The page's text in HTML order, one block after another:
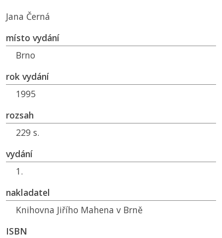
Jana Černá
místo vydání
Brno
rok vydání
1995
rozsah
229 s.
vydání
1.
nakladatel
Knihovna Jiřího Mahena v Brně
ISBN